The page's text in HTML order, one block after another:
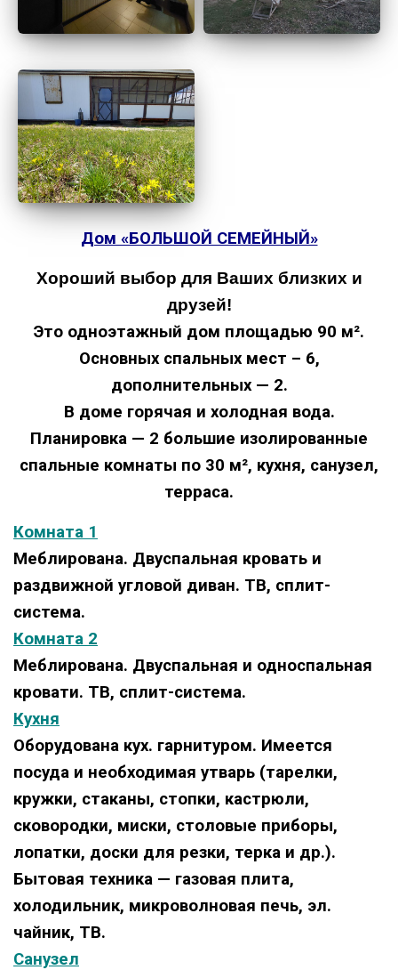
Дом «БОЛЬШОЙ СЕМЕЙНЫЙ»
Хороший выбор для Ваших близких и
друзей!
Это одноэтажный дом площадью 90 м².
Основных спальных мест – 6,
дополнительных — 2.
В доме горячая и холодная вода.
Планировка — 2 большие изолированные
спальные комнаты по 30 м², кухня, санузел,
терраса.
Комната 1
Меблирована. Двуспальная кровать и
раздвижной угловой диван. ТВ, сплит-
система.
Комната 2
Меблирована. Двуспальная и односпальная
кровати. ТВ, сплит-система.
Кухня
Оборудована кух. гарнитуром. Имеется
посуда и необходимая утварь (тарелки,
кружки, стаканы, стопки, кастрюли,
сковородки, миски, столовые приборы,
лопатки, доски для резки, терка и др.).
Бытовая техника — газовая плита,
холодильник, микроволновая печь, эл.
чайник, ТВ.
Санузел